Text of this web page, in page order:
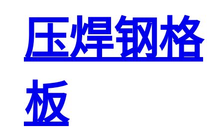
压焊钢格
板